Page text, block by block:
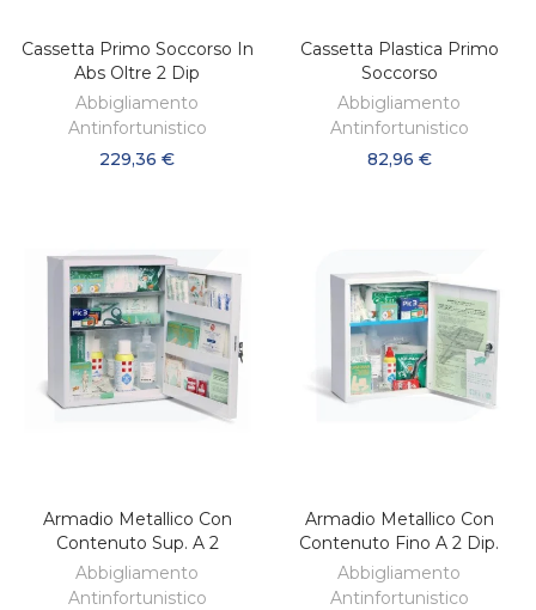
AGGIUNGI AL CARRELLO
Cassetta Primo Soccorso In
Abs Oltre 2 Dip
Abbigliamento
Antinfortunistico
229,36 €
AGGIUNGI AL CARRELLO
Cassetta Plastica Primo
Soccorso
Abbigliamento
Antinfortunistico
82,96 €
AGGIUNGI AL CARRELLO
Armadio Metallico Con
Contenuto Sup. A 2
Abbigliamento
Antinfortunistico
AGGIUNGI AL CARRELLO
Armadio Metallico Con
Contenuto Fino A 2 Dip.
Abbigliamento
Antinfortunistico